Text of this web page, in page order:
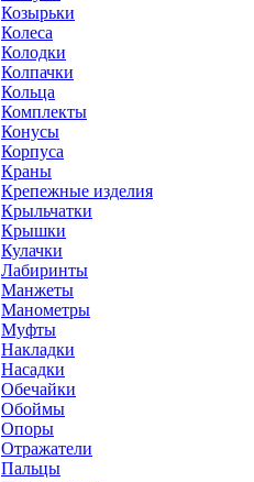
Козырьки
Колеса
Колодки
Колпачки
Кольца
Комплекты
Конусы
Корпуса
Краны
Крепежные изделия
Крыльчатки
Крышки
Кулачки
Лабиринты
Манжеты
Манометры
Муфты
Накладки
Насадки
Обечайки
Обоймы
Опоры
Отражатели
Пальцы